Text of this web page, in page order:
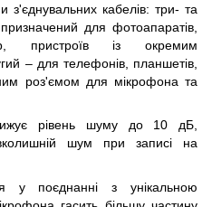
кабелів: три- та
для фотоапаратів,
пристроїв із окремим
– для телефонів, планшетів,
роз'ємом для мікрофона та
рівень шуму до 10 дБ,
шум при записі на
у поєднанні з унікальною